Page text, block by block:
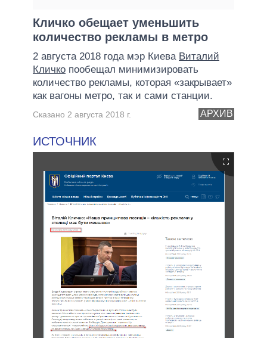
МЭРЫ
ВСЕ ПЕРСОНЫ
СРАВНЕНИЕ ПОЛИТИКОВ
Кличко обещает уменьшить
количество рекламы в метро
2 августа 2018 года мэр Киева Виталий
Кличко пообещал минимизировать
количество рекламы, которая «закрывает»
как вагоны метро, так и сами станции.
АРХИВ
Сказано 2 августа 2018 г.
ИСТОЧНИК